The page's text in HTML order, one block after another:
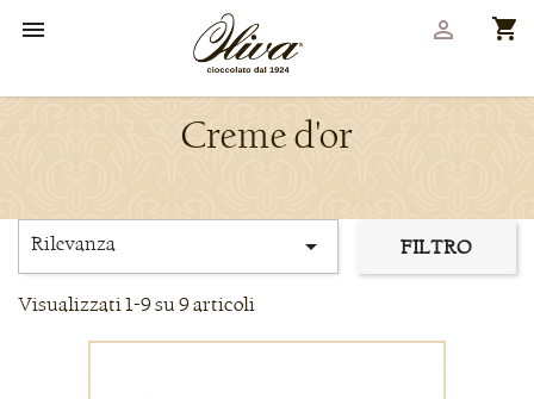
 shopping_cart

Creme d'or
Rilevanza  FILTRO
Visualizzati 1-9 su 9 articoli